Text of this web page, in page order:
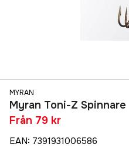
MYRAN
Myran Toni-Z Spinnare
Från 79 kr
EAN: 7391931006586